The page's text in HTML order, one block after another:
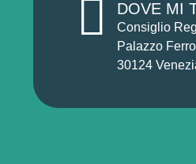
DOVE MI
Consiglio
Palazzo
30124